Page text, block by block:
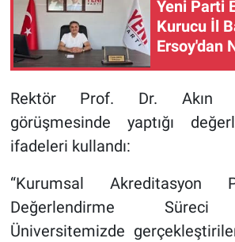
Yeni Parti
Kurucu İl
Ersoy'dan
Rektör Prof. Dr. Akın
görüşmesinde yaptığı
ifadeleri kullandı:
“Kurumsal Akreditasyon
Değerlendirme Süreci
Üniversitemizde